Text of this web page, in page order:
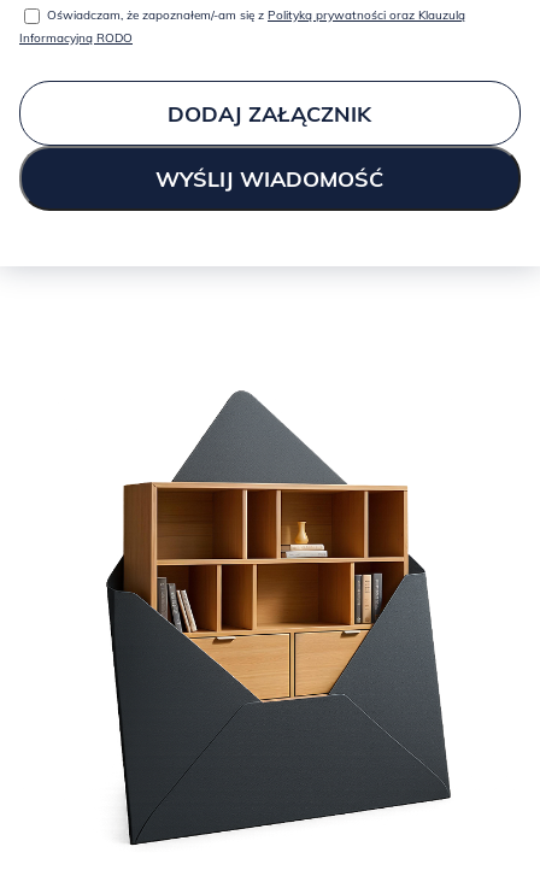
Oświadczam, że zapoznałem/-am się z Polityką prywatności oraz Klauzulą
Informacyjną RODO
DODAJ ZAŁĄCZNIK